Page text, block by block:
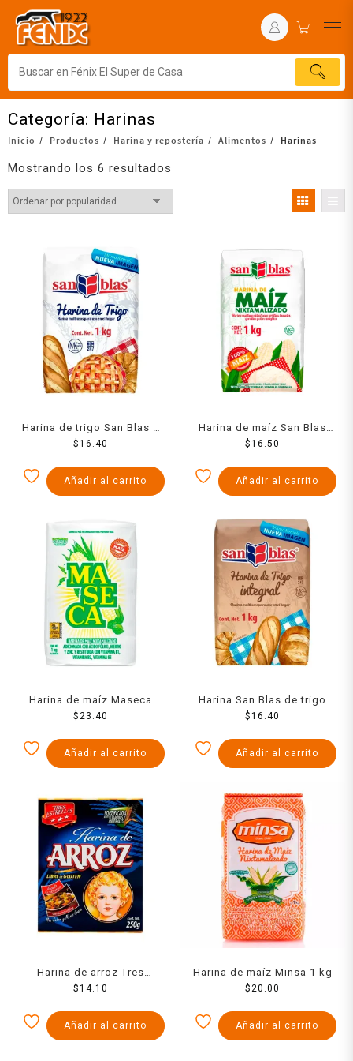
Categoría: Harinas
Inicio Productos Harina y repostería Alimentos Harinas
Mostrando los 6 resultados
Harina de trigo San Blas 1
kg
$16.40
Añadir al carrito
Harina de maíz San Blas
nixtamalizado 1 kg
$16.50
Añadir al carrito
Harina de maíz Maseca
nixtamalizado 1 kg
$ 23.40
Añadir al carrito
Harina San Blas de trigo
integral 1 kg
$16.40
Añadir al carrito
Harina de arroz Tres
Estrellas 250 g
$14.10
Añadir al carrito
Harina de maíz Minsa 1 kg
$20.00
Añadir al carrito